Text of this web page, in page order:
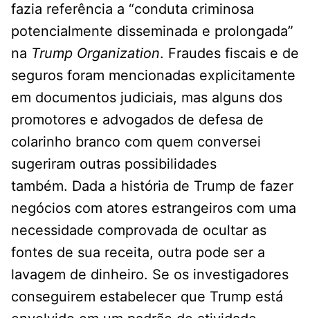
fazia referência a “conduta criminosa
potencialmente disseminada e prolongada”
na Trump Organization. Fraudes fiscais e de
seguros foram mencionadas explicitamente
em documentos judiciais, mas alguns dos
promotores e advogados de defesa de
colarinho branco com quem conversei
sugeriram outras possibilidades
também. Dada a história de Trump de fazer
negócios com atores estrangeiros com uma
necessidade comprovada de ocultar as
fontes de sua receita, outra pode ser a
lavagem de dinheiro. Se os investigadores
conseguirem estabelecer que Trump está